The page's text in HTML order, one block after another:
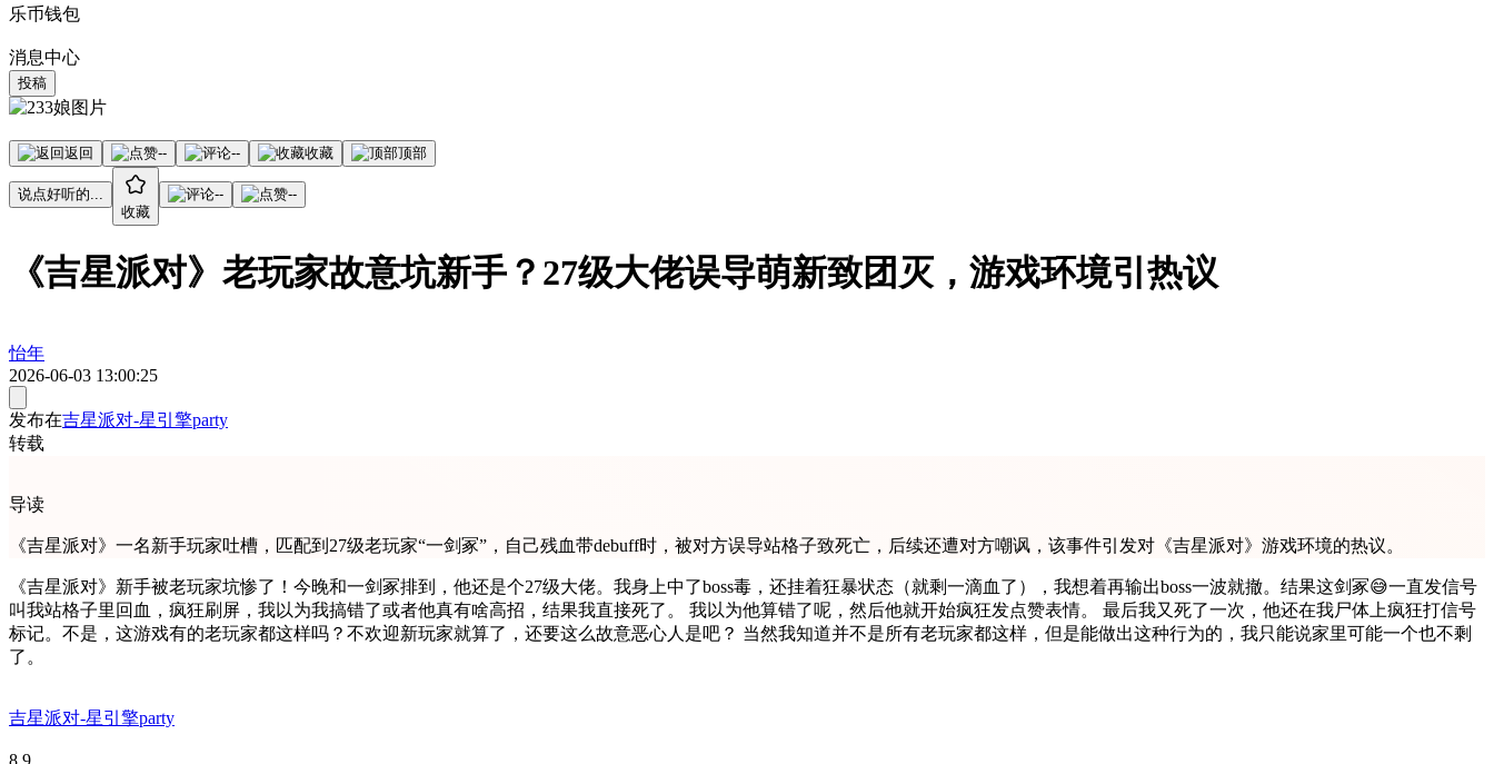
乐币钱包
消息中心
投稿
返回 -- -- 收藏 顶部
说点好听的...
收藏
-- --
《吉星派对》老玩家故意坑新手？27级大佬误导萌新致团灭，游戏环境引热议
怡年
2026-06-03 13:00:25
发布在吉星派对-星引擎party
转载
导读
《吉星派对》一名新手玩家吐槽，匹配到27级老玩家“一剑冢”，自己残血带debuff时，被对方误导站格子致死亡，后续还遭对方嘲讽，该事件引发对《吉星派对》游戏环境的热议。
《吉星派对》新手被老玩家坑惨了！今晚和一剑冢排到，他还是个27级大佬。我身上中了boss毒，还挂着狂暴状态（就剩一滴血了），我想着再输出boss一波就撤。结果这剑冢😅一直发信号
叫我站格子里回血，疯狂刷屏，我以为我搞错了或者他真有啥高招，结果我直接死了。 我以为他算错了呢，然后他就开始疯狂发点赞表情。 最后我又死了一次，他还在我尸体上疯狂打信号
标记。不是，这游戏有的老玩家都这样吗？不欢迎新玩家就算了，还要这么故意恶心人是吧？ 当然我知道并不是所有老玩家都这样，但是能做出这种行为的，我只能说家里可能一个也不剩
了。
吉星派对-星引擎party
8.9